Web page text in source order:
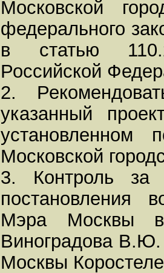
Московской
федерального
в статью
Российской
2.
указанный
установленном
Московской
3. Контроль за
постановления
Мэра Москвы в
Виноградова В.Ю.
Москвы